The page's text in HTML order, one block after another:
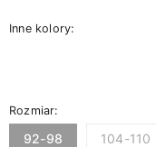
Inne kolory:
Rozmiar:
92-98 104-110